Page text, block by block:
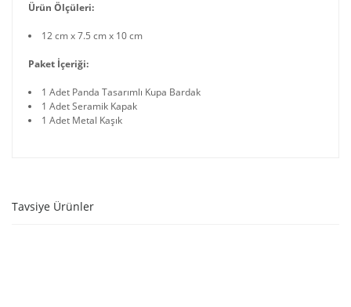
Ürün Ölçüleri:
12 cm x 7.5 cm x 10 cm
Paket İçeriği:
1 Adet Panda Tasarımlı Kupa Bardak
1 Adet Seramik Kapak
1 Adet Metal Kaşık
Tavsiye Ürünler